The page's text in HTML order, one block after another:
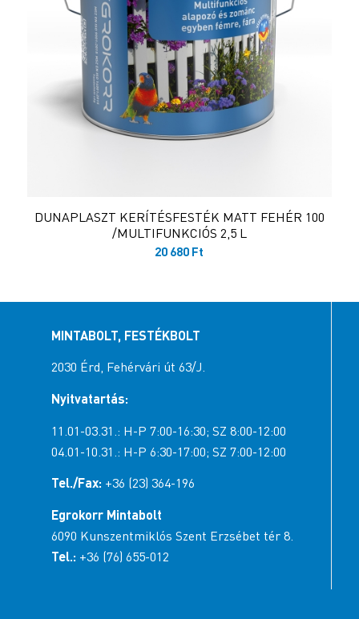
DUNAPLASZT KERÍTÉSFESTÉK MATT FEHÉR 100
/MULTIFUNKCIÓS 2,5 L
20 680 Ft
MINTABOLT, FESTÉKBOLT
2030 Érd, Fehérvári út 63/J.
Nyitvatartás:
11.01-03.31.: H-P 7:00-16:30; SZ 8:00-12:00
04.01-10.31.: H-P 6:30-17:00; SZ 7:00-12:00
Tel./Fax: +36 (23) 364-196
Egrokorr Mintabolt
6090 Kunszentmiklós Szent Erzsébet tér 8.
Tel.: +36 (76) 655-012